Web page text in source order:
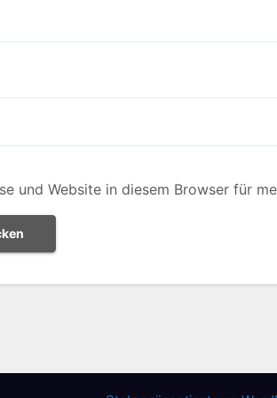
und Website in diesem Browser für